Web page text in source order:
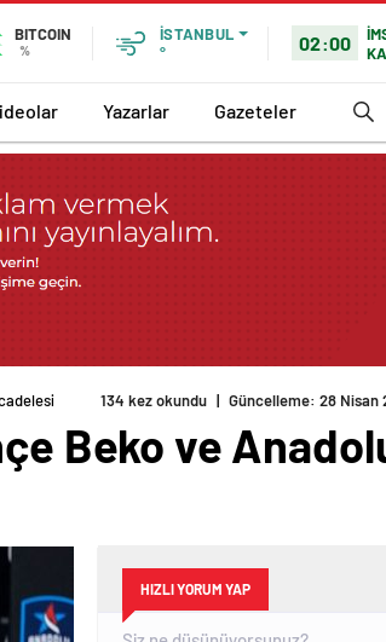
BITCOIN
%
İSTANBUL
°
02:00
Yazarlar Gazeteler
134 kez okundu | Güncelleme: 28 Nisan
Beko ve
HIZLI YORUM YAP